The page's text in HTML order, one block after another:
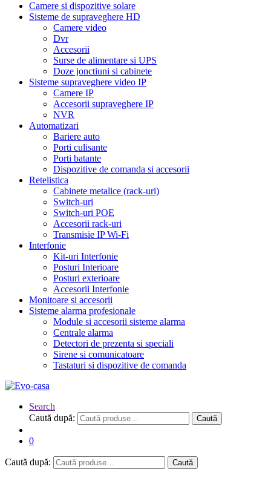
Camere si dispozitive solare
Sisteme de supraveghere HD
Camere video
Dvr
Accesorii
Surse de alimentare si UPS
Doze jonctiuni si cabinete
Sisteme supraveghere video IP
Camere IP
Accesorii supraveghere IP
NVR
Automatizari
Bariere auto
Porti culisante
Porti batante
Dispozitive de comanda si accesorii
Retelistica
Cabinete metalice (rack-uri)
Switch-uri
Switch-uri POE
Accesorii rack-uri
Transmisie IP Wi-Fi
Interfonie
Kit-uri Interfonie
Posturi Interioare
Posturi exterioare
Accesorii Interfonie
Monitoare si accesorii
Sisteme alarma profesionale
Module si accesorii sisteme alarma
Centrale alarma
Detectori de prezenta si speciali
Sirene si comunicatoare
Tastaturi si dispozitive de comanda
Search
Caută după:
Caută
0
Caută după: Caută